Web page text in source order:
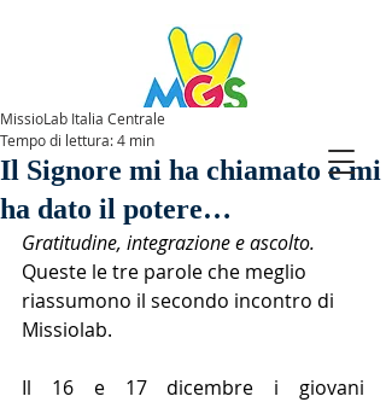
SPAZIOMGS
Il Signore mi ha chiamato e mi
ha dato il potere…
MissioLab Italia Centrale
Tempo di lettura: 4 min
Gratitudine, integrazione e ascolto.
Queste le tre parole che meglio
riassumono il secondo incontro di
Missiolab.
Il 16 e 17 dicembre i giovani